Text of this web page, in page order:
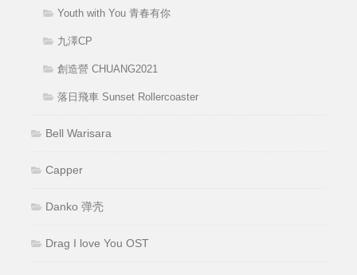
Youth with You 青春有你
九澤CP
創造營 CHUANG2021
落日飛車 Sunset Rollercoaster
Bell Warisara
Capper
Danko 弹壳
Drag I love You OST